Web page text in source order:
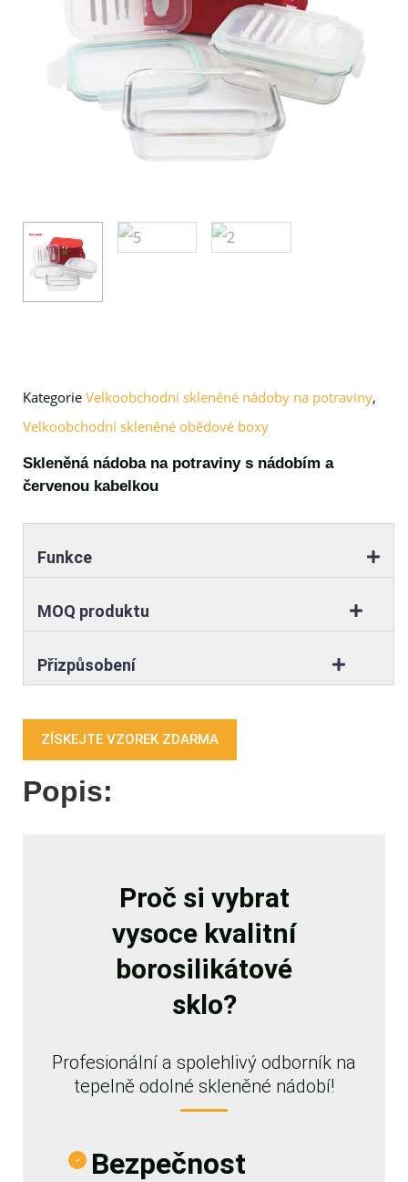
Kategorie Velkoobchodní skleněné nádoby na potraviny,
Velkoobchodní skleněné obědové boxy
Skleněná nádoba na potraviny s nádobím a
červenou kabelkou
Funkce
MOQ produktu
Přizpůsobení
ZÍSKEJTE VZOREK ZDARMA
Popis:
Proč si vybrat
vysoce kvalitní
borosilikátové
sklo?
Profesionální a spolehlivý odborník na
tepelně odolné skleněné nádobí!
Bezpečnost